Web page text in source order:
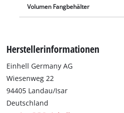
Volumen Fangbehälter
Herstellerinformationen
Einhell Germany AG
Wiesenweg 22
94405 Landau/Isar
Deutschland